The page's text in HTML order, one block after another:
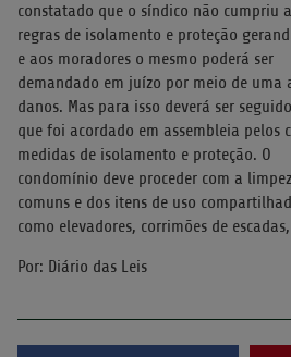
constatado que o síndico não cumpriu
regras de isolamento e proteção
e aos moradores o mesmo poderá ser
demandado em juízo por meio de uma
danos. Mas para isso deverá ser
que foi acordado em assembleia pelos
medidas de isolamento e proteção. O
condomínio deve proceder com a
comuns e dos itens de uso
como elevadores, corrimões de
Por: Diário das Leis